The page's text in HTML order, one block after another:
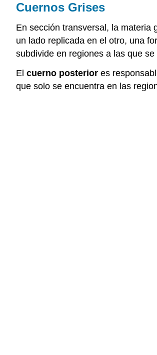
Cuernos Grises
En sección transversal, la materia
un lado replicada en el otro, una
subdivide en regiones a las que
El cuerno posterior es
que solo se encuentra en las